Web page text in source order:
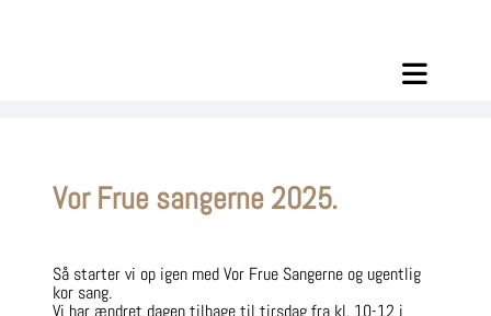
Vor Frue sangerne 2025.
Så starter vi op igen med Vor Frue Sangerne og ugentlig
kor sang.
Vi har ændret dagen tilbage til tirsdag fra kl. 10-12 i